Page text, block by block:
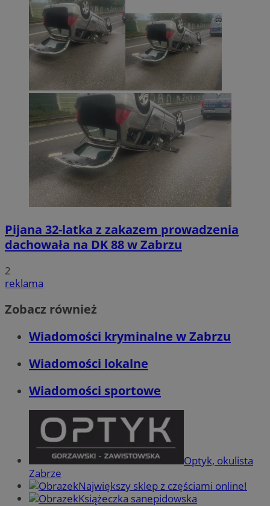
Pijana 32-latka z zakazem prowadzenia
dachowała na DK 88 w Zabrzu
2
reklama
Zobacz również
Wiadomości kryminalne w Zabrzu
Wiadomości lokalne
Wiadomości sportowe
Optyk, okulista
Zabrze
Największy sklep z częściami online!
Książeczka sanepidowska